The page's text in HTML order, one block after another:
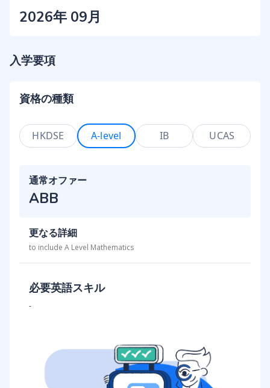
2026年 09月
入学要項
資格の種類
HKDSE A-level IB UCAS
通常オファー
ABB
更なる詳細
to include A Level Mathematics
必要英語スキル
-